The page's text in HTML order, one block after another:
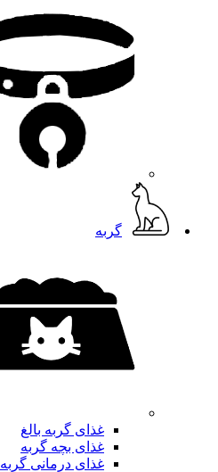
گربه
غذای گربه بالغ
غذای بچه گربه
غذای درمانی گربه